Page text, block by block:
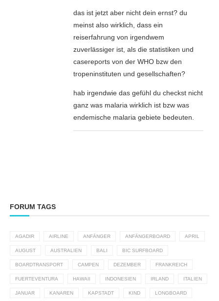
das ist jetzt aber nicht dein ernst? du
meinst also wirklich, dass ein
reiserfahrung von irgendwem
zuverlässiger ist, als die statistiken und
casereports von der WHO bzw den
tropeninstituten und gesellschaften?
hab irgendwie das gefühl du checkst nicht
ganz was malaria wirklich ist bzw was
endemische malaria gebiete bedeuten.
FORUM TAGS
AGADIR AIRLINE ANFÄNGER ANFÄNGERBOARD APRIL
AUGUST AUSTRALIEN BALI BIC SURFBOARD
BOARDTRANSPORT CAMPEN DEZEMBER FRANKREICH
FUERTEVENTURA HAWAII INDONESIEN IRLAND ITALIEN
JANUAR KANAREN KAPSTADT KIND LONGBOARD